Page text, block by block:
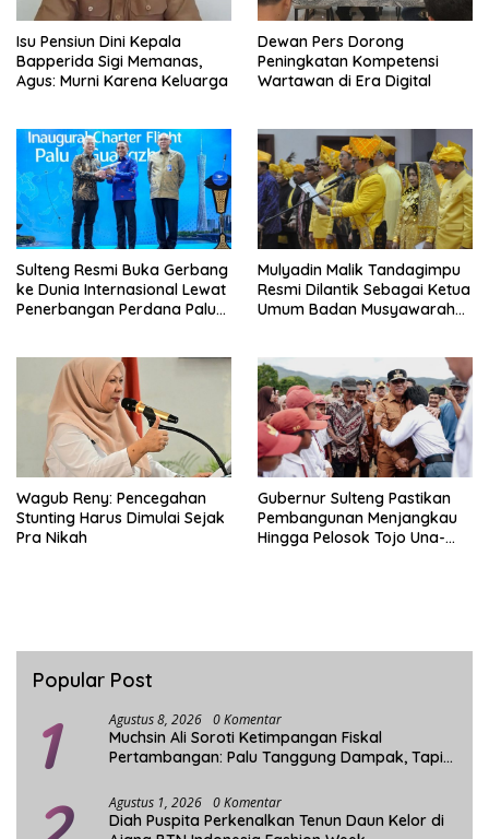
Isu Pensiun Dini Kepala
Bapperida Sigi Memanas,
Agus: Murni Karena Keluarga
Dewan Pers Dorong
Peningkatan Kompetensi
Wartawan di Era Digital
Sulteng Resmi Buka Gerbang
ke Dunia Internasional Lewat
Penerbangan Perdana Palu-
Mulyadin Malik Tandagimpu
Resmi Dilantik Sebagai Ketua
Umum Badan Musyawarah
Wagub Reny: Pencegahan
Stunting Harus Dimulai Sejak
Pra Nikah
Gubernur Sulteng Pastikan
Pembangunan Menjangkau
Hingga Pelosok Tojo Una-
Popular Post
1 Agustus 8, 2026 0 Komentar
Muchsin Ali Soroti Ketimpangan Fiskal
Pertambangan: Palu Tanggung Dampak, Tapi
Agustus 1, 2026 0 Komentar
Diah Puspita Perkenalkan Tenun Daun Kelor di